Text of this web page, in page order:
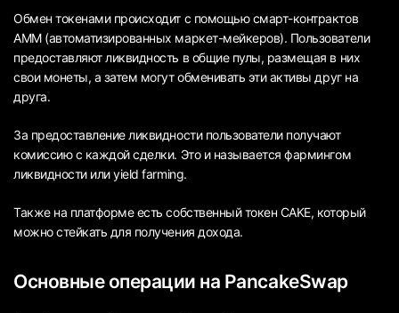
Обмен токенами происходит с помощью смарт-контрактов
АММ (автоматизированных маркет-мейкеров). Пользователи
предоставляют ликвидность в общие пулы, размещая в них
свои монеты, а затем могут обменивать эти активы друг на
друга.
За предоставление ликвидности пользователи получают
комиссию с каждой сделки. Это и называется фармингом
ликвидности или yield farming.
Также на платформе есть собственный токен CAKE, который
можно стейкать для получения дохода.
Основные операции на PancakeSwap